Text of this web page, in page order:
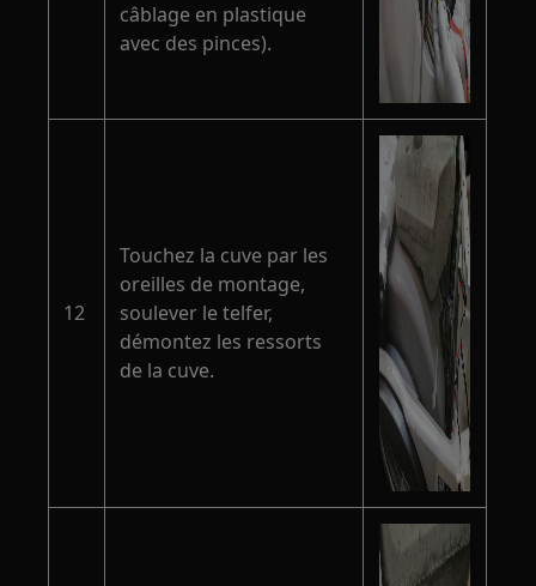
câblage en plastique
avec des pinces).
12
Touchez la cuve par les
oreilles de montage,
soulever le telfer,
démontez les ressorts
de la cuve.